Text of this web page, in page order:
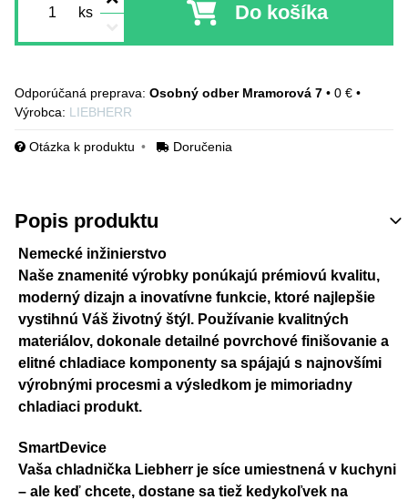
ks Do košíka
Osobný odber Mramorová 7 • 0 € •
Výrobca: LIEBHERR
Otázka k produktu Doručenia
Popis produktu
Nemecké inžinierstvo
Naše znamenité výrobky ponúkajú prémiovú kvalitu,
moderný dizajn a inovatívne funkcie, ktoré najlepšie
vystihnú Váš životný štýl. Používanie kvalitných
materiálov, dokonale detailné povrchové finišovanie a
elitné chladiace komponenty sa spájajú s najnovšími
výrobnými procesmi a výsledkom je mimoriadny
chladiaci produkt.
SmartDevice
Vaša chladnička Liebherr je síce umiestnená v kuchyni
– ale keď chcete, dostane sa tiež kedykoľvek na